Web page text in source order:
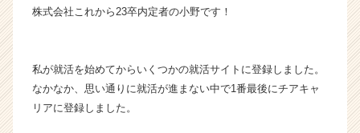
ー・
企
業
株式会社これから23卒内定者の小野です！
私が就活を始めてからいくつかの就活サイトに登録しました。
なかなか、思い通りに就活が進まない中で1番最後にチアキャ
リアに登録しました。